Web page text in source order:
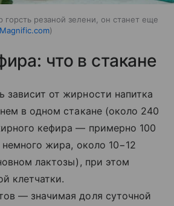
горсть резаной зелени, он станет еще
Magnific.com
что в стакане
зависит от жирности напитка
в одном стакане (около 240
кефира — примерно 100
немного жира, около 10−12
лактозы), при этом
клетчатки.
— значимая доля суточной